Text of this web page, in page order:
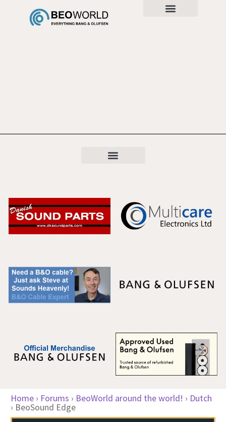
Home › Forums › BeoWorld around the world! › Dutch
› BeoSound Edge